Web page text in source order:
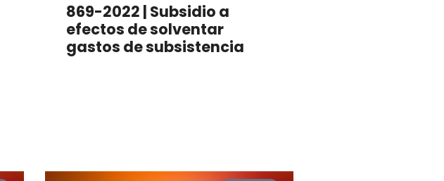
869-2022 | Subsidio a
efectos de solventar
gastos de subsistencia